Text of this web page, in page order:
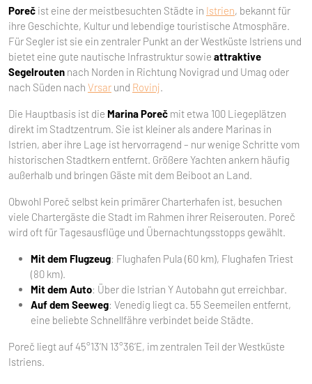
Poreč ist eine der meistbesuchten Städte in Istrien, bekannt für
ihre Geschichte, Kultur und lebendige touristische Atmosphäre.
Für Segler ist sie ein zentraler Punkt an der Westküste Istriens und
bietet eine gute nautische Infrastruktur sowie attraktive
Segelrouten nach Norden in Richtung Novigrad und Umag oder
nach Süden nach Vrsar und Rovinj.
Die Hauptbasis ist die Marina Poreč mit etwa 100 Liegeplätzen
direkt im Stadtzentrum. Sie ist kleiner als andere Marinas in
Istrien, aber ihre Lage ist hervorragend – nur wenige Schritte vom
historischen Stadtkern entfernt. Größere Yachten ankern häufig
außerhalb und bringen Gäste mit dem Beiboot an Land.
Obwohl Poreč selbst kein primärer Charterhafen ist, besuchen
viele Chartergäste die Stadt im Rahmen ihrer Reiserouten. Poreč
wird oft für Tagesausflüge und Übernachtungsstopps gewählt.
Mit dem Flugzeug: Flughafen Pula (60 km), Flughafen Triest
(80 km).
Mit dem Auto: Über die Istrian Y Autobahn gut erreichbar.
Auf dem Seeweg: Venedig liegt ca. 55 Seemeilen entfernt,
eine beliebte Schnellfähre verbindet beide Städte.
Poreč liegt auf 45°13’N 13°36’E, im zentralen Teil der Westküste
Istriens.